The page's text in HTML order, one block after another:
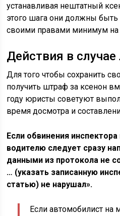
устанавливая нештатный
этого шага они должны
своими правами минимум на
Действия в
Для того чтобы сохранить
получить штраф за ксенон
году юристы советуют
время досмотра и
Если обвинения
водителю следует сразу
данными из протокола не
… (указать записанную
статью) не нарушал».
Если автомобилист на